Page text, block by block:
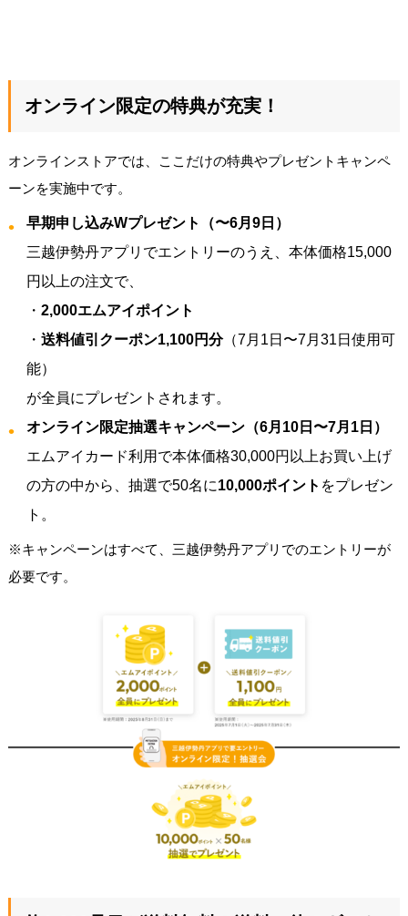
オンライン限定の特典が充実！
オンラインストアでは、ここだけの特典やプレゼントキャンペ
ーンを実施中です。
早期申し込みWプレゼント（〜6月9日）
三越伊勢丹アプリでエントリーのうえ、本体価格15,000
円以上の注文で、
・ 2,000エムアイポイント
・ 送料値引クーポン1,100円分（7月1日〜7月31日使用可
能）
が全員にプレゼントされます。
オンライン限定抽選キャンペーン（6月10日〜7月1日）
エムアイカード利用で本体価格30,000円以上お買い上げ
の方の中から、抽選で50名に10,000ポイント をプレゼン
ト。
※キャンペーンはすべて、三越伊勢丹アプリでのエントリーが
必要です。